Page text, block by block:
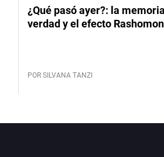
¿Qué pasó ayer?: la
verdad y el efecto Rashomon
POR SILVANA TANZI